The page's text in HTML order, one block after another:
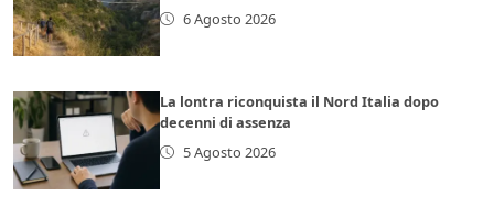
6 Agosto 2026
La lontra riconquista il Nord Italia dopo
decenni di assenza
5 Agosto 2026